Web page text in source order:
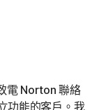
電 Norton 聯絡
功能的客戶。我